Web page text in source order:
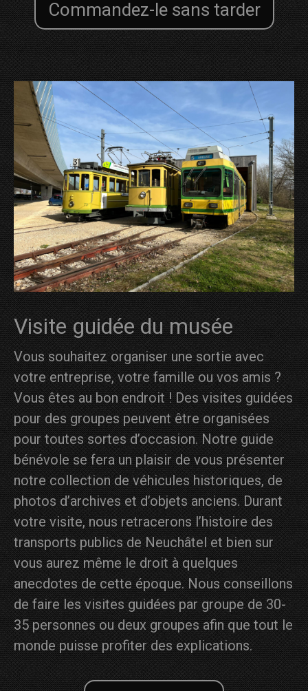
Commandez-le sans tarder
Visite guidée du musée
Vous souhaitez organiser une sortie avec
votre entreprise, votre famille ou vos amis ?
Vous êtes au bon endroit ! Des visites guidées
pour des groupes peuvent être organisées
pour toutes sortes d’occasion. Notre guide
bénévole se fera un plaisir de vous présenter
notre collection de véhicules historiques, de
photos d’archives et d’objets anciens. Durant
votre visite, nous retracerons l’histoire des
transports publics de Neuchâtel et bien sur
vous aurez même le droit à quelques
anecdotes de cette époque. Nous conseillons
de faire les visites guidées par groupe de 30-
35 personnes ou deux groupes afin que tout le
monde puisse profiter des explications.